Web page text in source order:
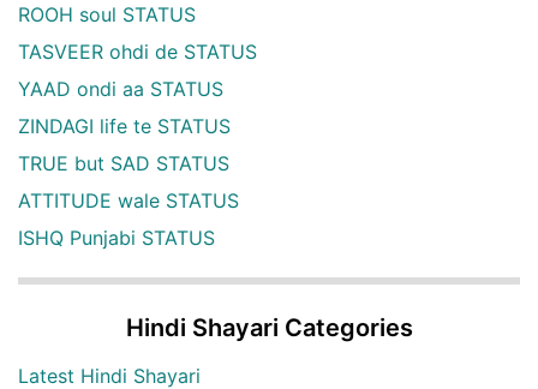
ROOH soul STATUS
TASVEER ohdi de STATUS
YAAD ondi aa STATUS
ZINDAGI life te STATUS
TRUE but SAD STATUS
ATTITUDE wale STATUS
ISHQ Punjabi STATUS
Hindi Shayari Categories
Latest Hindi Shayari